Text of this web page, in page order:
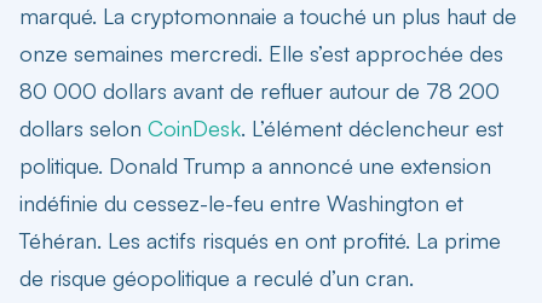
marqué. La cryptomonnaie a touché un plus haut de
onze semaines mercredi. Elle s’est approchée des
80 000 dollars avant de refluer autour de 78 200
dollars selon CoinDesk. L’élément déclencheur est
politique. Donald Trump a annoncé une extension
indéfinie du cessez-le-feu entre Washington et
Téhéran. Les actifs risqués en ont profité. La prime
de risque géopolitique a reculé d’un cran.